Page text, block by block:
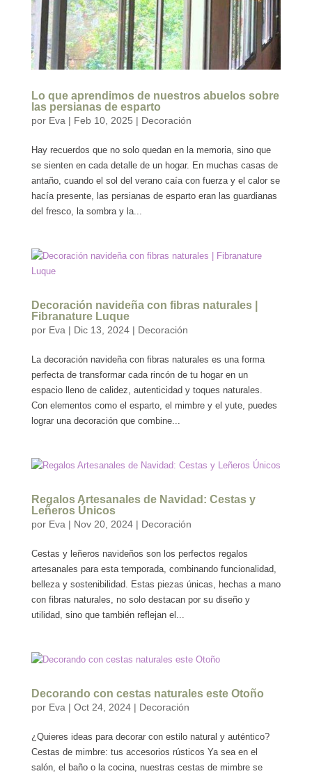
Lo que aprendimos de nuestros abuelos sobre
las persianas de esparto
por Eva | Feb 10, 2025 | Decoración
Hay recuerdos que no solo quedan en la memoria, sino que
se sienten en cada detalle de un hogar. En muchas casas de
antaño, cuando el sol del verano caía con fuerza y el calor se
hacía presente, las persianas de esparto eran las guardianas
del fresco, la sombra y la...
Decoración navideña con fibras naturales |
Fibranature Luque
por Eva | Dic 13, 2024| Decoración
La decoración navideña con fibras naturales es una forma
perfecta de transformar cada rincón de tu hogar en un
espacio lleno de calidez, autenticidad y toques naturales.
Con elementos como el esparto, el mimbre y el yute, puedes
lograr una decoración que combine...
Regalos Artesanales de Navidad: Cestas y
Leñeros Únicos
por Eva | Nov 20, 2024| Decoración
Cestas y leñeros navideños son los perfectos regalos
artesanales para esta temporada, combinando funcionalidad,
belleza y sostenibilidad. Estas piezas únicas, hechas a mano
con fibras naturales, no solo destacan por su diseño y
utilidad, sino que también reflejan el...
Decorando con cestas naturales este Otoño
por Eva | Oct 24, 2024| Decoración
¿Quieres ideas para decorar con estilo natural y auténtico?
Cestas de mimbre: tus accesorios rústicos Ya sea en el
salón, el baño o la cocina, nuestras cestas de mimbre se